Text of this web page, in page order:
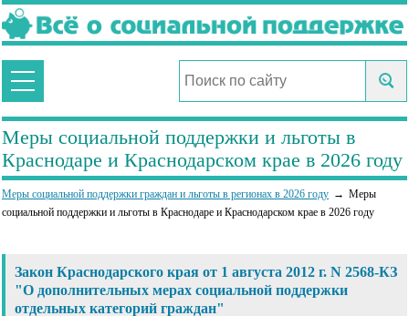
Меры социальной поддержки и льготы в
Краснодаре и Краснодарском крае в 2026 году
Меры социальной поддержки граждан и льготы в регионах в 2026 году
Меры
социальной поддержки и льготы в Краснодаре и Краснодарском крае в 2026 году
Закон Краснодарского края от 1 августа 2012 г. N 2568-КЗ
"О дополнительных мерах социальной поддержки
отдельных категорий граждан"